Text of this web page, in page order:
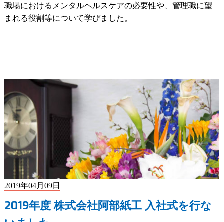
職場におけるメンタルヘルスケアの必要性や、管理職に望
まれる役割等について学びました。
2019年04月09日
2019年度 株式会社阿部紙工 入社式を行な